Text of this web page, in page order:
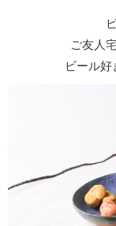
ご友人
ビール